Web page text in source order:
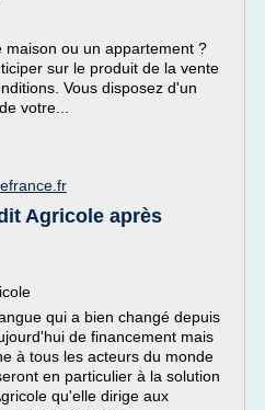
ou un appartement ?
sur le produit de la vente
Vous disposez d'un
votre...
Agricole après
qui a bien changé depuis
de financement mais
à tous les acteurs du monde
en particulier à la solution
qu'elle dirige aux